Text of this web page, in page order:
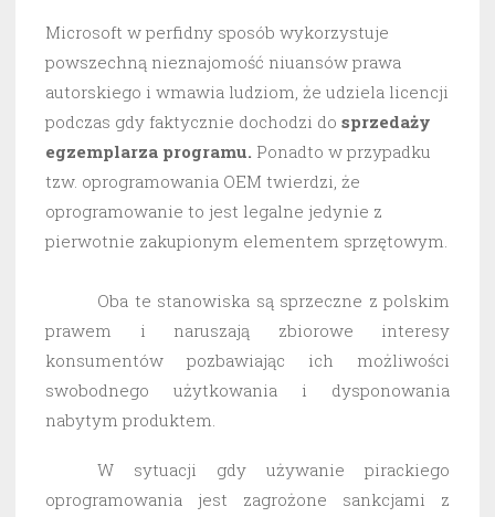
Microsoft w perfidny sposób wykorzystuje
powszechną nieznajomość niuansów prawa
autorskiego i wmawia ludziom, że udziela licencji
podczas gdy faktycznie dochodzi do sprzedaży
egzemplarza programu. Ponadto w przypadku
tzw. oprogramowania OEM twierdzi, że
oprogramowanie to jest legalne jedynie z
pierwotnie zakupionym elementem sprzętowym.
Oba te stanowiska są sprzeczne z polskim
prawem i naruszają zbiorowe interesy
konsumentów pozbawiając ich możliwości
swobodnego użytkowania i dysponowania
nabytym produktem.
W sytuacji gdy używanie pirackiego
oprogramowania jest zagrożone sankcjami z